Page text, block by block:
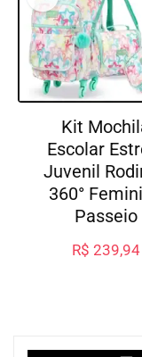
Kit
Escolar
Juvenil
360°
Passeio
R$ 239,94